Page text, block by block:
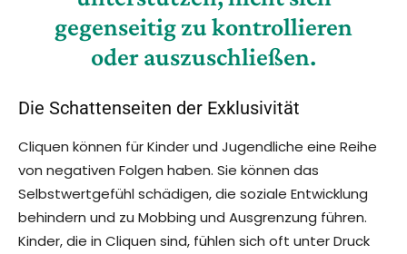
gegenseitig zu kontrollieren
oder auszuschließen.
Die Schattenseiten der Exklusivität
Cliquen können für Kinder und Jugendliche eine Reihe
von negativen Folgen haben. Sie können das
Selbstwertgefühl schädigen, die soziale Entwicklung
behindern und zu Mobbing und Ausgrenzung führen.
Kinder, die in Cliquen sind, fühlen sich oft unter Druck